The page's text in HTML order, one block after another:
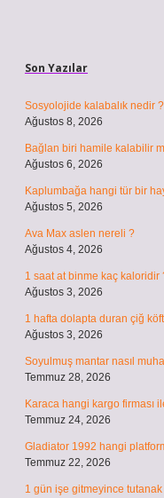
Son Yazılar
Sosyolojide kalabalık nedir ?
Ağustos 8, 2026
Bağlan biri hamile kalabilir
Ağustos 6, 2026
Kaplumbağa hangi tür bir
Ağustos 5, 2026
Ava Max aslen nereli ?
Ağustos 4, 2026
1 saat at binme kaç kaloridir
Ağustos 3, 2026
1 hafta dolapta duran çiğ
Ağustos 3, 2026
Soyulmuş mantar nasıl
Temmuz 28, 2026
Karaca hangi kargo firması
Temmuz 24, 2026
Gladiator 1992 hangi
Temmuz 22, 2026
1 gün işe gitmeyince